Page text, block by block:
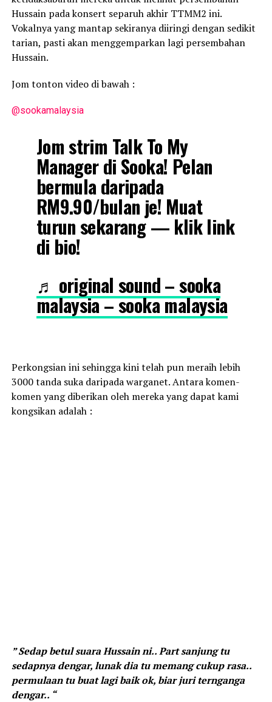
Hussain pada konsert separuh akhir TTMM2 ini.
Vokalnya yang mantap sekiranya diiringi dengan sedikit
tarian, pasti akan menggemparkan lagi persembahan
Hussain.
Jom tonton video di bawah :
@sookamalaysia
Jom strim Talk To My
Manager di Sooka! Pelan
bermula daripada
RM9.90/bulan je! Muat
turun sekarang — klik link
di bio!
♬ original sound – sooka
malaysia – sooka malaysia
Perkongsian ini sehingga kini telah pun meraih lebih
3000 tanda suka daripada warganet. Antara komen-
komen yang diberikan oleh mereka yang dapat kami
kongsikan adalah :
” Sedap betul suara Hussain ni.. Part sanjung tu
sedapnya dengar, lunak dia tu memang cukup rasa..
permulaan tu buat lagi baik ok, biar juri ternganga
dengar.. “